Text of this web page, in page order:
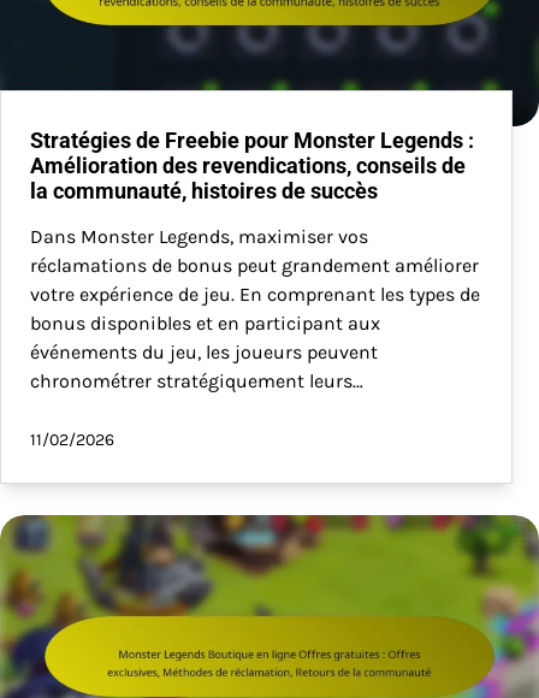
Stratégies de Freebie pour Monster Legends :
Amélioration des revendications, conseils de
la communauté, histoires de succès
Dans Monster Legends, maximiser vos
réclamations de bonus peut grandement améliorer
votre expérience de jeu. En comprenant les types de
bonus disponibles et en participant aux
événements du jeu, les joueurs peuvent
chronométrer stratégiquement leurs…
11/02/2026